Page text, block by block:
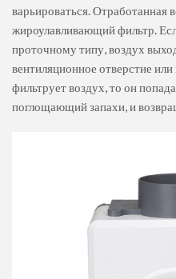
варьироваться. Отработанная
жироулавливающий фильтр.
проточному типу, воздух
вентиляционное отверстие
фильтрует воздух, то он
поглощающий запахи, и